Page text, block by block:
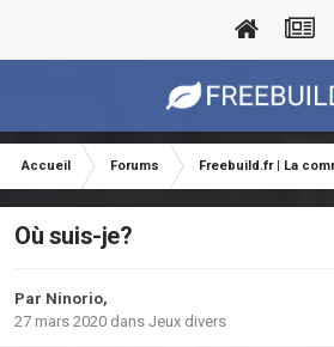
Accueil Forums Freebuild.fr | La
Où suis-je?
Par Ninorio,
27 mars 2020 dans Jeux divers